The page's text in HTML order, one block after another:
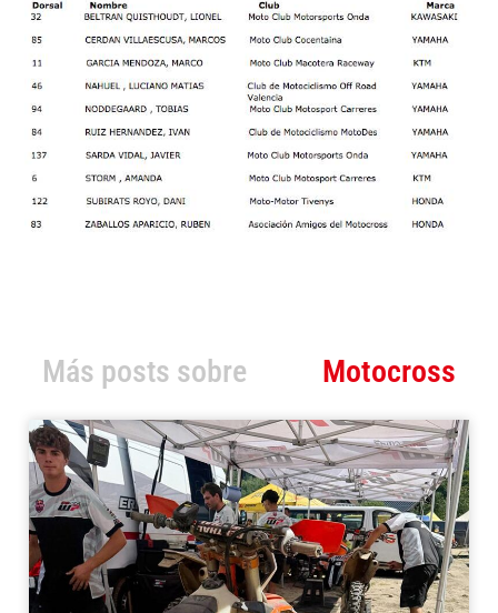
Más posts sobre Motocross